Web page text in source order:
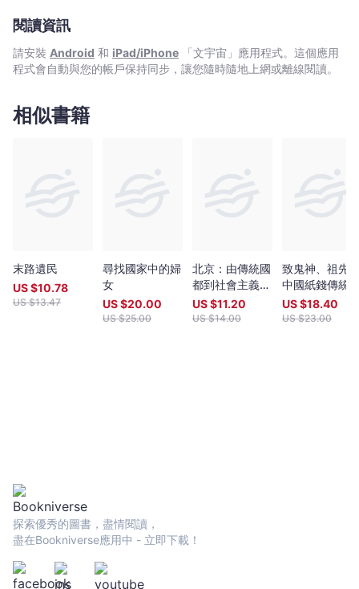
閱讀資訊
請安裝 Android 和 iPad/iPhone 「文宇宙」應用程式。這個應用
程式會自動與您的帳戶保持同步，讓您隨時隨地上網或離線閱讀。
相似書籍
末路遺民
US $10.78
US $13.47
尋找國家中的婦
女
US $20.00
US $25.00
北京：由傳統國
都到社會主義首
都
US $11.20
US $14.00
致鬼神、祖先
中國紙錢傳統
US $18.40
US $23.00
探索優秀的圖書，盡情閱讀，
盡在Bookniverse應用中 - 立即下載！